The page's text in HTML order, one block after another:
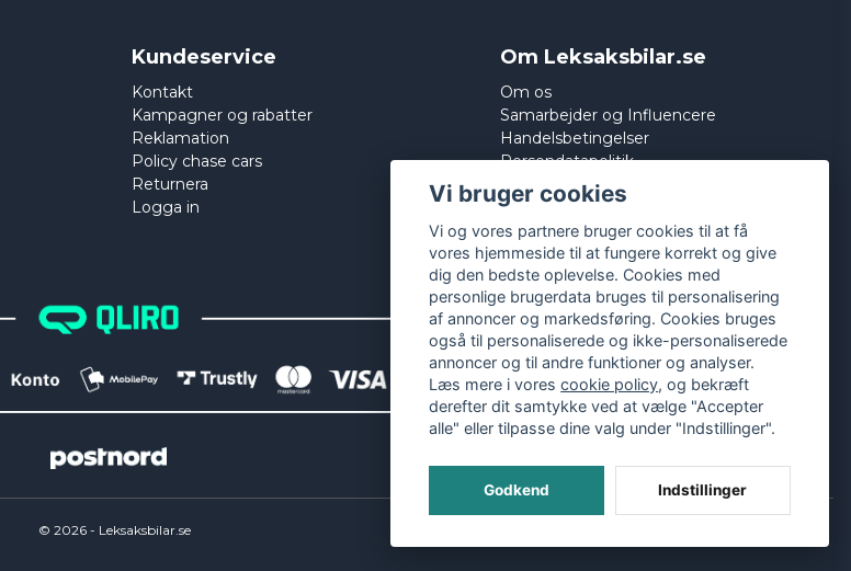
Kundeservice
Kontakt
Kampagner og rabatter
Reklamation
Policy chase cars
Returnera
Logga in
Om Leksaksbilar.se
Om os
Samarbejder og Influencere
Handelsbetingelser
Persondatapolitik
Cookies
© 2026- Leksaksbilar.se
Vi bruger cookies
Vi og vores partnere bruger cookies til at få
vores hjemmeside til at fungere korrekt og give
dig den bedste oplevelse. Cookies med
personlige brugerdata bruges til personalisering
af annoncer og markedsføring. Cookies bruges
også til personaliserede og ikke-personaliserede
annoncer og til andre funktioner og analyser.
Læs mere i vorescookie policy, og bekræft
derefter dit samtykke ved at vælge "Accepter
alle" eller tilpasse dine valg under "Indstillinger".
Godkend Indstillinger